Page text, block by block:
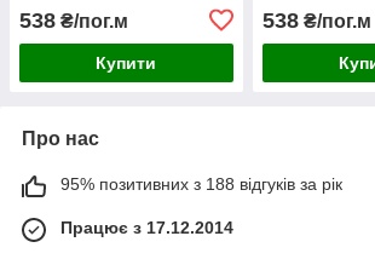
538 ₴/пог.м
Купити
538₴/пог.м
Про нас
95% позитивних з 188 відгуків за рік
Працює з 17.12.2014